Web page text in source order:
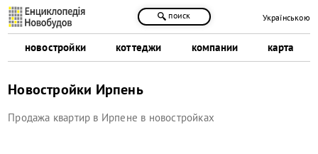
новостройки коттеджи компании карта
поиск Українською
Новостройки Ирпень
Продажа квартир в Ирпене в новостройках